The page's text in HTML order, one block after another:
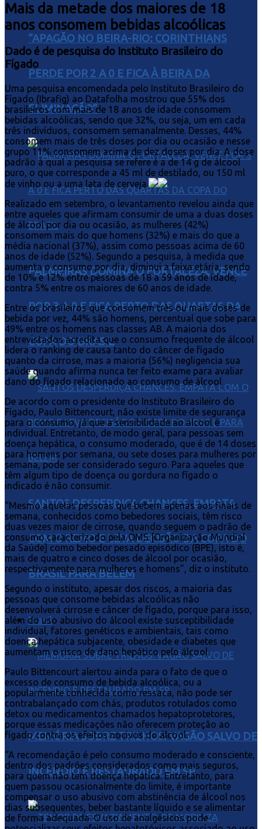
“APAGÃO NO BEIRA-RIO: CORINTHIANS
PERDE POR 2 A 0 E FICA À BEIRA DA
ELIMINAÇÃO”.
PALMEIRAS DOMINA O FORTALEZA, VENCE
POR 3 A 0 E FICA PERTO DAS QUARTAS DA
COPA DO BRASIL
SANTOS DESPERDIÇA CHANCES, EMPATA
COM O REMO E LEVA DECISÃO DA COPA DO
BRASIL PARA BELÉM
Brasil
MEMÓRIA SOBRE TRILHOS: VAGÃO SALVO DE
INCÊNDIO É RESTAURADO EM SP
Mais da metade dos maiores de 18
anos consomem bebidas alcoólicas
Dado é de pesquisa do Instituto Brasileiro do
Fígado
Uma pesquisa encomendada pelo Instituto Brasileiro do
Fígado (Ibrafig) ao Datafolha mostrou que 55% dos
brasileiros com mais de 18 anos de idade consomem
bebidas alcoólicas, sendo que 32%, ou seja, um em cada
três indivíduos, consomem semanalmente. Desses, 44%
consomem mais de três doses por dia ou ocasião e nesse
grupo 11% consomem acima de dez doses por dia. A dose
padrão à qual a pesquisa se refere é a de 14 g de álcool
puro, o que corresponde a 45 ml de destilado, ou 150 ml
de vinho ou a uma lata de cerveja.
Realizado em setembro, o levantamento revelou ainda que
entre aqueles que afirmam consumir de uma a duas doses
de álcool por dia ou ocasião, as mulheres (42%)
consomem mais do que homens (32%) e mais do que a
média nacional (37%), assim como pessoas acima de 60
anos de idade (52%). Segundo a pesquisa, à medida que
aumenta o consumo por dia, diminui a faixa etária, sendo
de 10% e 12% entre pessoas de 18 a 59 anos de idade,
contra 5% entre os maiores de 60 anos de idade.
Entre os brasileiros que consomem três ou mais doses de
bebida por vez, 44% são homens, percentual que sobe para
49% entre os homens nas classes AB. A maioria dos
entrevistados acredita que o consumo frequente de álcool
lidera o ranking de causa tanto do câncer de fígado
quanto da cirrose, mas a maioria (56%) negligencia sua
saúde quando afirma nunca ter feito exame para avaliar
dano do fígado relacionado ao consumo de álcool.
De acordo com o presidente do Instituto Brasileiro do
Fígado, Paulo Bittencourt, não existe limite de segurança
para o consumo, já que a sensibilidade ao álcool é
individual. Entretanto, de modo geral, para pessoas sem
doença hepática, o consumo moderado, que é de 14 doses
para homens por semana, ou sete doses para mulheres por
semana, pode ser considerado seguro. Para aqueles que
têm algum tipo de doença ou gordura no fígado o
indicado é não consumir.
“Mesmo aquelas pessoas que bebem apenas aos finais de
semana, conhecidos como bebedores sociais, têm risco
duas vezes maior de cirrose, quando seguem o padrão de
consumo caracterizado pela OMS [Organização Mundial
da Saúde] como bebedor pesado episódico (BPE), isto é,
mais de quatro e cinco doses de álcool por ocasião,
respectivamente para mulheres e homens”, diz o instituto.
Segundo o instituto, apesar dos riscos, a maioria das
pessoas que consome bebidas alcoólicas não
desenvolverá cirrose e câncer de fígado, porque para isso,
além do uso abusivo do álcool existe susceptibilidade
individual, fatores genéticos e ambientais, tais como
doença hepática subjacente, obesidade e diabetes que
aumentam o risco de dano hepático pelo álcool.
Paulo Bittencourt alertou ainda para o fato de que o
excesso de consumo de bebida alcoólica, ou a
popularmente conhecida como ressaca, não pode ser
contrabalançado com chás, produtos rotulados como
detox ou medicamentos chamados hepatoprotetores,
porque essas medicações não oferecem proteção ao
fígado contra os efeitos nocivos do álcool.
“A recomendação é pelo consumo moderado e consciente,
dentro dos padrões considerados como mais seguros,
para quem não tem doença hepática. Entretanto, para
quem passou ocasionalmente do limite, é importante
compensar o uso abusivo com abstinência de álcool nos
dias subsequentes, beber bastante líquido e se alimentar
de forma adequada. O uso de analgésicos pode